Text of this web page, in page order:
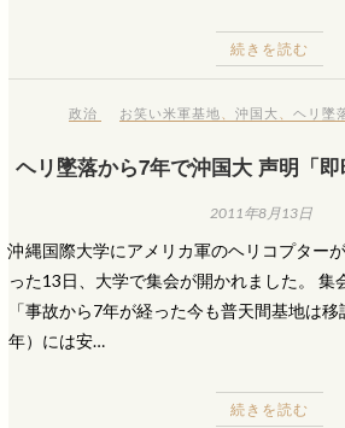
続きを読む
政治 お笑い米軍基地 、沖国大 、ヘリ墜
ヘリ墜落から7年で沖国大 声明「即
2011年8月13日
沖縄国際大学にアメリカ軍のヘリコプター
った13日、大学で集会が開かれました。 集
「事故から7年が経った今も普天間基地は
年）には安…
続きを読む